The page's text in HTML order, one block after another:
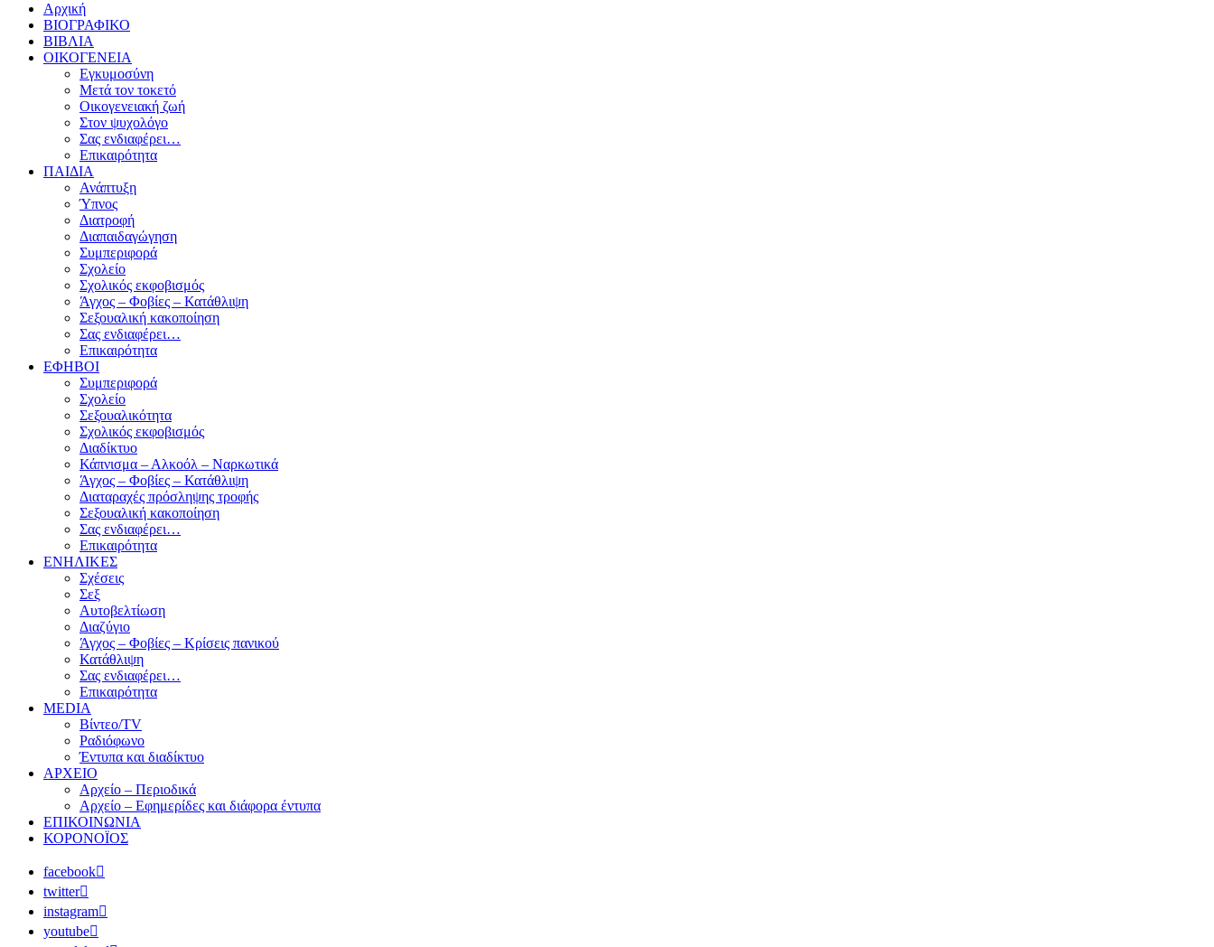
Αρχική
ΒΙΟΓΡΑΦΙΚΟ
ΒΙΒΛΙΑ
ΟΙΚΟΓΕΝΕΙΑ
Εγκυμοσύνη
Μετά τον τοκετό
Οικογενειακή ζωή
Στον ψυχολόγο
Σας ενδιαφέρει…
Επικαιρότητα
ΠΑΙΔΙΑ
Ανάπτυξη
Ύπνος
Διατροφή
Διαπαιδαγώγηση
Συμπεριφορά
Σχολείο
Σχολικός εκφοβισμός
Άγχος – Φοβίες – Κατάθλιψη
Σεξουαλική κακοποίηση
Σας ενδιαφέρει…
Επικαιρότητα
ΕΦΗΒΟΙ
Συμπεριφορά
Σχολείο
Σεξουαλικότητα
Σχολικός εκφοβισμός
Διαδίκτυο
Κάπνισμα – Αλκοόλ – Ναρκωτικά
Άγχος – Φοβίες – Κατάθλιψη
Διαταραχές πρόσληψης τροφής
Σεξουαλική κακοποίηση
Σας ενδιαφέρει…
Επικαιρότητα
ΕΝΗΛΙΚΕΣ
Σχέσεις
Σεξ
Αυτοβελτίωση
Διαζύγιο
Άγχος – Φοβίες – Κρίσεις πανικού
Κατάθλιψη
Σας ενδιαφέρει…
Επικαιρότητα
MEDIA
Βίντεο/TV
Ραδιόφωνο
Έντυπα και διαδίκτυο
ΑΡΧΕΙΟ
Αρχείο – Περιοδικά
Αρχείο – Εφημερίδες και διάφορα έντυπα
ΕΠΙΚΟΙΝΩΝΙΑ
ΚΟΡΟΝΟΪΟΣ
facebook
twitter
instagram
youtube